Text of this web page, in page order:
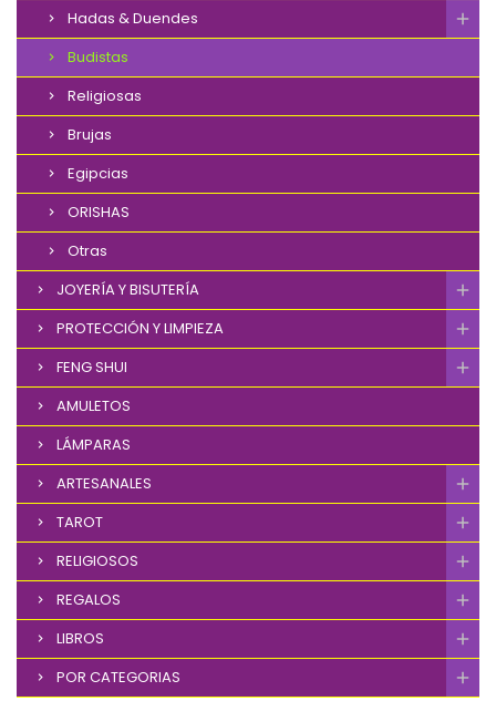
Hadas & Duendes
Budistas
Religiosas
Brujas
Egipcias
ORISHAS
Otras
JOYERÍA Y BISUTERÍA
PROTECCIÓN Y LIMPIEZA
FENG SHUI
AMULETOS
LÁMPARAS
ARTESANALES
TAROT
RELIGIOSOS
REGALOS
LIBROS
POR CATEGORIAS